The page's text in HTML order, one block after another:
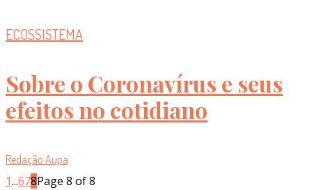
ECOSSISTEMA
Sobre o Coronavírus e seus
efeitos no cotidiano
Redação Aupa
1...678Page 8 of 8